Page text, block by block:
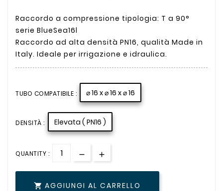
Raccordo a compressione tipologia: T a 90°
serie BlueSea16l
Raccordo ad alta densità PN16, qualità Made in
Italy. Ideale per irrigazione e idraulica.
TUBO COMPATIBILE : ⌀ 16 x ⌀ 16 x ⌀ 16
DENSITÀ : Elevata ( PN16 )
QUANTITY :
 AGGIUNGI AL CARRELLO